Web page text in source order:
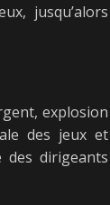
jusqu’alors
explosion
des jeux et
dirigeants